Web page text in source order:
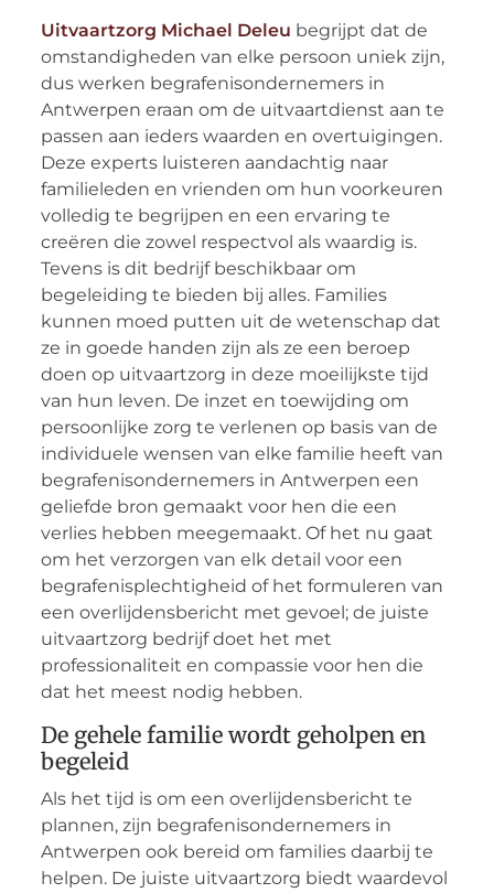
Uitvaartzorg Michael Deleu begrijpt dat de
omstandigheden van elke persoon uniek zijn,
dus werken begrafenisondernemers in
Antwerpen eraan om de uitvaartdienst aan te
passen aan ieders waarden en overtuigingen.
Deze experts luisteren aandachtig naar
familieleden en vrienden om hun voorkeuren
volledig te begrijpen en een ervaring te
creëren die zowel respectvol als waardig is.
Tevens is dit bedrijf beschikbaar om
begeleiding te bieden bij alles. Families
kunnen moed putten uit de wetenschap dat
ze in goede handen zijn als ze een beroep
doen op uitvaartzorg in deze moeilijkste tijd
van hun leven. De inzet en toewijding om
persoonlijke zorg te verlenen op basis van de
individuele wensen van elke familie heeft van
begrafenisondernemers in Antwerpen een
geliefde bron gemaakt voor hen die een
verlies hebben meegemaakt. Of het nu gaat
om het verzorgen van elk detail voor een
begrafenisplechtigheid of het formuleren van
een overlijdensbericht met gevoel; de juiste
uitvaartzorg bedrijf doet het met
professionaliteit en compassie voor hen die
dat het meest nodig hebben.
De gehele familie wordt geholpen en
begeleid
Als het tijd is om een overlijdensbericht te
plannen, zijn begrafenisondernemers in
Antwerpen ook bereid om families daarbij te
helpen. De juiste uitvaartzorg biedt waardevol